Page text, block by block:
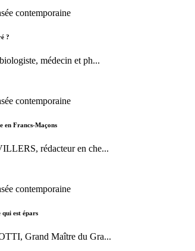
contemporaine
?
médecin et ph...
contemporaine
en Francs-Maçons
rédacteur en che...
contemporaine
qui est épars
Grand Maître du Gra...